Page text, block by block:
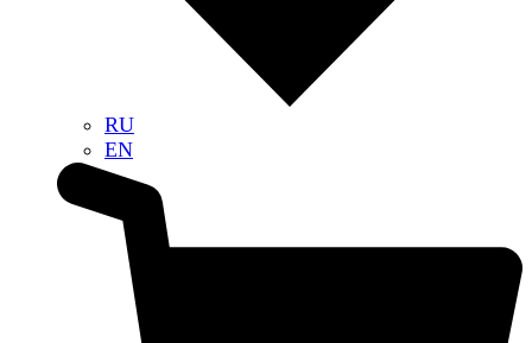
RU
EN